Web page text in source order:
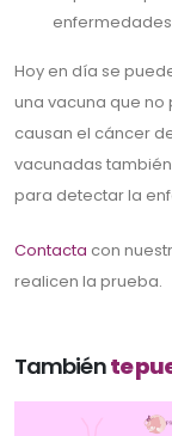
Hoy en día se
una vacuna que no
causan el cáncer
vacunadas
para detectar la
Contacta con
realicen la prueba.
Tambiénte